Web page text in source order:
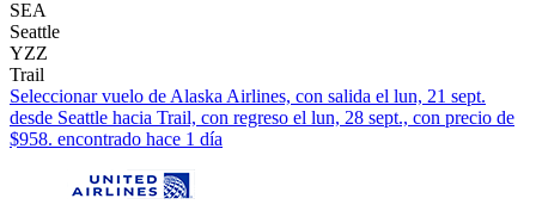
SEA
Seattle
YZZ
Trail
Seleccionar vuelo de Alaska Airlines, con salida el lun, 21 sept.
desde Seattle hacia Trail, con regreso el lun, 28 sept., con precio de
$958. encontrado hace 1 día